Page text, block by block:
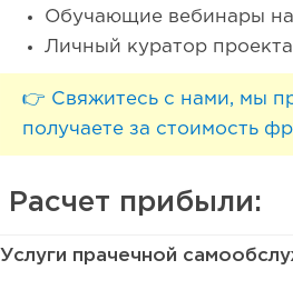
Обучающие вебинары на
Личный куратор
👉 Свяжитесь с нами, мы
получаете за стоимость
Расчет прибыли:
Услуги прачечной